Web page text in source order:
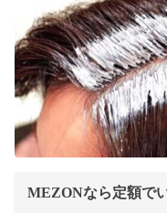
MEZONなら定額で